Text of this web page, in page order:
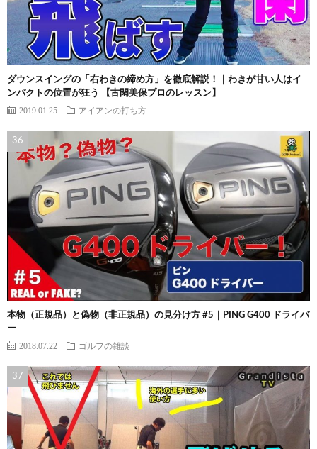
ダウンスイングの「右わきの締め方」を徹底解説！｜わきが甘い人はイ
ンパクトの位置が狂う 【古閑美保プロのレッスン】
2019.01.25 アイアンの打ち方
本物（正規品）と偽物（非正規品）の見分け方 #5｜PING G400 ドライバ
ー
2018.07.22 ゴルフの雑談